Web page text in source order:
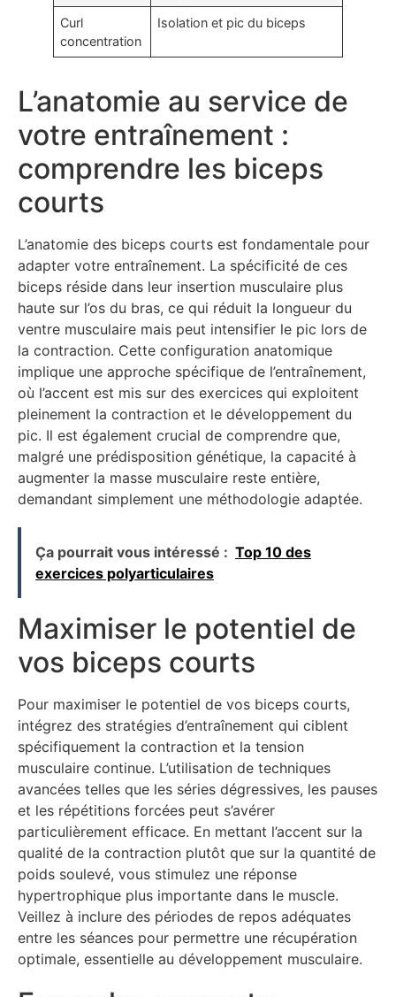
Curl
concentration
Isolation et pic du biceps
L’anatomie au service de
votre entraînement :
comprendre les biceps
courts
L’anatomie des biceps courts est fondamentale pour
adapter votre entraînement. La spécificité de ces
biceps réside dans leur insertion musculaire plus
haute sur l’os du bras, ce qui réduit la longueur du
ventre musculaire mais peut intensifier le pic lors de
la contraction. Cette configuration anatomique
implique une approche spécifique de l’entraînement,
où l’accent est mis sur des exercices qui exploitent
pleinement la contraction et le développement du
pic. Il est également crucial de comprendre que,
malgré une prédisposition génétique, la capacité à
augmenter la masse musculaire reste entière,
demandant simplement une méthodologie adaptée.
Ça pourrait vous intéressé : Top 10 des
exercices polyarticulaires
Maximiser le potentiel de
vos biceps courts
Pour maximiser le potentiel de vos biceps courts,
intégrez des stratégies d’entraînement qui ciblent
spécifiquement la contraction et la tension
musculaire continue. L’utilisation de techniques
avancées telles que les séries dégressives, les pauses
et les répétitions forcées peut s’avérer
particulièrement efficace. En mettant l’accent sur la
qualité de la contraction plutôt que sur la quantité de
poids soulevé, vous stimulez une réponse
hypertrophique plus importante dans le muscle.
Veillez à inclure des périodes de repos adéquates
entre les séances pour permettre une récupération
optimale, essentielle au développement musculaire.